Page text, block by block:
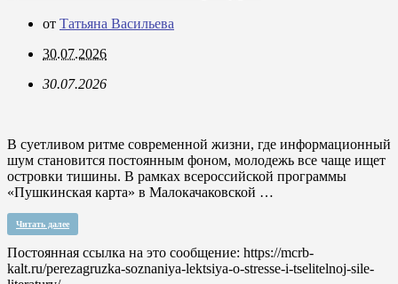
от Татьяна Васильева
30.07.2026
30.07.2026
В суетливом ритме современной жизни, где информационный
шум становится постоянным фоном, молодежь все чаще ищет
островки тишины. В рамках всероссийской программы
«Пушкинская карта» в Малокачаковской …
Читать далее
Постоянная ссылка на это сообщение: https://mcrb-
kalt.ru/perezagruzka-soznaniya-lektsiya-o-stresse-i-tselitelnoj-sile-